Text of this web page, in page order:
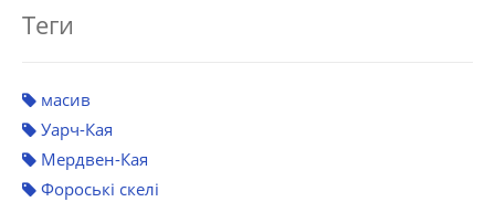
Теги
масив
Уарч-Кая
Мердвен-Кая
Фороські скелі